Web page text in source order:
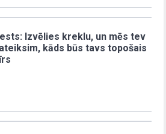
Izvēlies kreklu, un mēs tev
kāds būs tavs topošais